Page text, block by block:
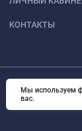
КОНТАКТЫ
©
Мы используем
вас.